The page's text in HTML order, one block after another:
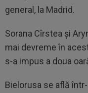
general, la Madrid.
Sorana Cîrstea și
mai devreme în
s-a impus a doua
Bielorusa se află